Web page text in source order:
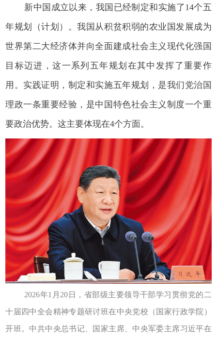
新中国成立以来，我国已经制定和实施了14个五
年规划（计划）。我国从积贫积弱的农业国发展成为
世界第二大经济体并向全面建成社会主义现代化强国
目标迈进，这一系列五年规划在其中发挥了重要作
用。实践证明，制定和实施五年规划，是我们党治国
理政一条重要经验，是中国特色社会主义制度一个重
要政治优势。这主要体现在4个方面。
2026年1月20日，省部级主要领导干部学习贯彻党的二
十届四中全会精神专题研讨班在中央党校（国家行政学院）
开班。中共中央总书记、国家主席、中央军委主席习近平在